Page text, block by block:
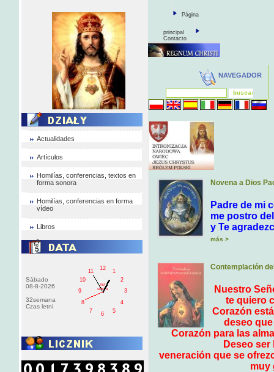
Actualidades
Artículos
Homilías, conferencias, textos en
forma sonora
Homilías, conferencias en forma
vídeo
Libros
Sábado
08-8-2026
32semana
Czas letni
1
2
3
4
5
6
7
8
9
10
11
12
AM
sobota
Página
principal
Contacto
NAVEGADOR
Novena a Dios
Padre de mi
me postro
y Te
más >
Contemplación
Nuestro
te quiero
Corazón
deseo
Corazón para las
Deseo
veneración que se
muy